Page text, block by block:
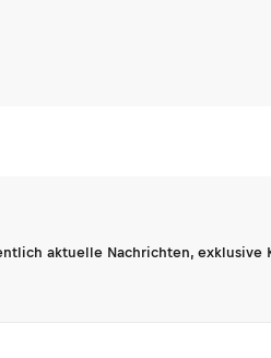
aktuelle Nachrichten,